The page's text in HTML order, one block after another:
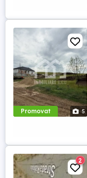
Promovat 5
2